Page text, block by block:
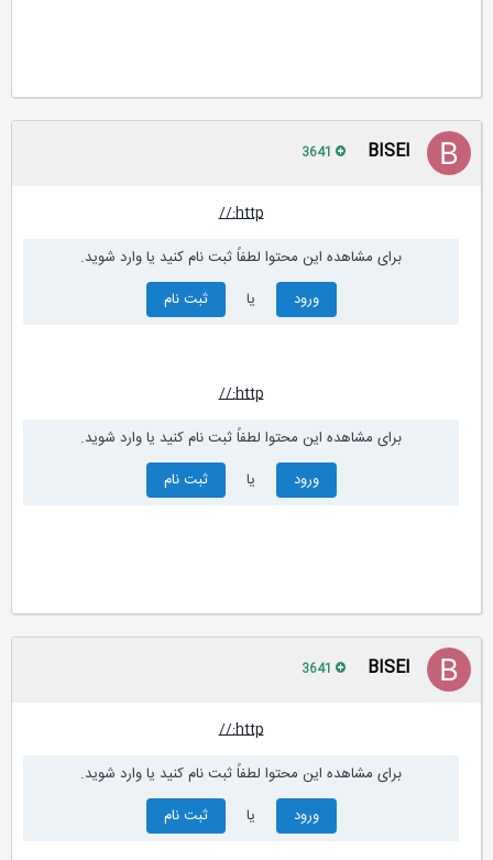
BISEl
http://
برای مشاهده این محتوا لطفاً ثبت نام کنید یا وارد شوید.
ورود
ثبت نام
http://
برای مشاهده این محتوا لطفاً ثبت نام کنید یا وارد شوید.
ورود
ثبت نام
BISEl
http://
برای مشاهده این محتوا لطفاً ثبت نام کنید یا وارد شوید.
ورود
ثبت نام